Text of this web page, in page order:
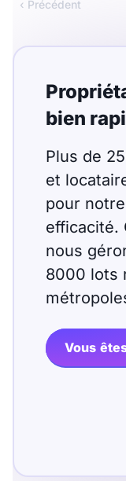
Nombre de
Studio T1
T3
T7 T8
T10 T11
T14
‹ Précédent
bien
Plus de
et
pour
efficacité.
nous
8000 lots
Vous